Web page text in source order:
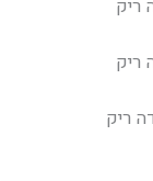
ריק
ריק
ריק